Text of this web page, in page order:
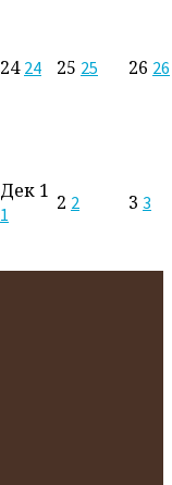
24 24 25 25 26 26
Дек 1
1 2 2 3 3